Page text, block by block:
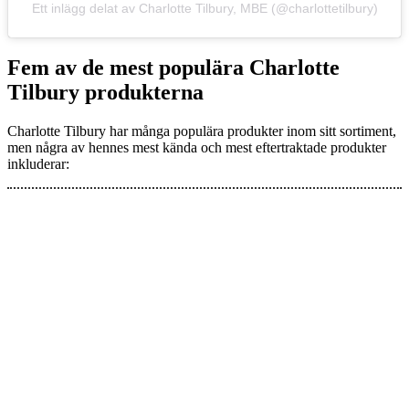
Ett inlägg delat av Charlotte Tilbury, MBE (@charlottetilbury)
Fem av de mest populära Charlotte
Tilbury produkterna
Charlotte Tilbury har många populära produkter inom sitt sortiment,
men några av hennes mest kända och mest eftertraktade produkter
inkluderar: